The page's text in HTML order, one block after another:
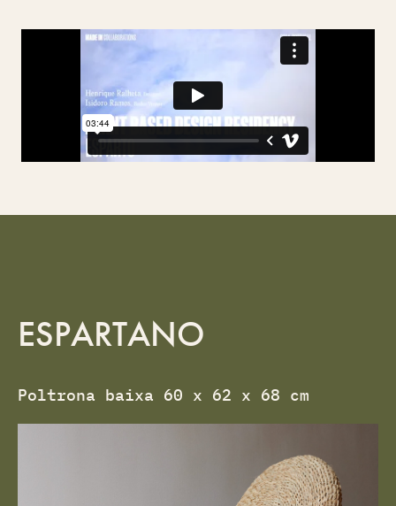
ESPARTANO
Poltrona baixa 60 x 62 x 68 cm